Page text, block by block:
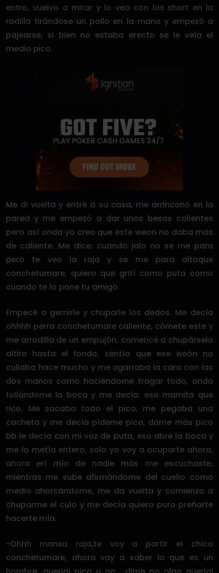
entro, vuelvo a mirar y lo veo con los short en la
rodilla tirándose un pollo en la mano y empezó a
pajearse, si bien no estaba erecto se le veía el
medio pico.
Me di vuelta y entré a su casa, me arrinconó en la
pared y me empezó a dar unos besos calientes
pero así onda yo creo que este weon no daba más
de caliente. Me dice: cuando jalo no se me para
pero te veo la raja y se me para altoque
conchetumare, quiero que grití como puta como
cuando te lo pone tu amigo.
Empecé a gemirle y chuparle los dedos. Me decía
ohhhh perra conchetumare caliente, cómete este y
me arrodilla de un empujón, comencé a chupárselo
altiro hasta el fondo, sentía que ese weón no
culiaba hace mucho y me agarraba la cara con las
dos manos como haciéndome tragar todo, onda
follándome la boca y me decía: eso mamita que
rico. Me sacaba todo el pico, me pegaba una
cacheta y me decía pídeme pico, dame más pico
bb le decía con mi voz de puta, eso abre la boca y
me lo metía entero, solo yo voy a ocuparte ahora,
ahora erí mío de nadie más me escuchaste,
mientras me sube afirmándome del cuello como
medio ahorcándome, me da vuelta y comienzo a
chuparme el culo y me decía quiero puro preñarte
hacerte mía.
-Ohhh mansa raja,te voy a partir el chico
conchetumare, ahora vay a saber lo que es un